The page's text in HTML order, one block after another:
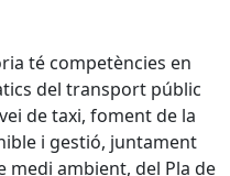
té competències en
del transport públic
de taxi, foment de la
i gestió, juntament
medi ambient, del Pla de